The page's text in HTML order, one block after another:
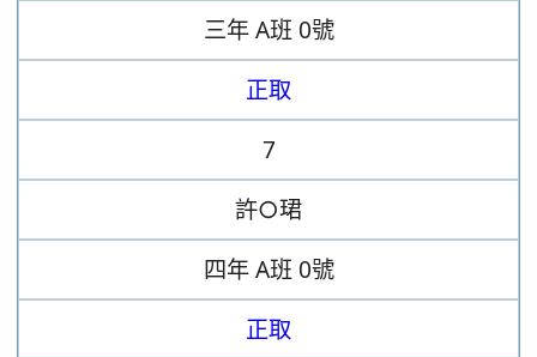
三年 A班 0號
正取
7
許○珺
四年 A班 0號
正取